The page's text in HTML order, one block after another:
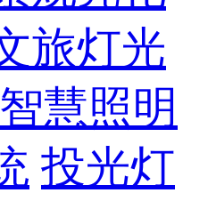
旅灯光
慧照明
投光灯